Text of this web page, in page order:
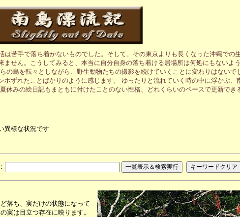
苦手で落ち着かないものでした。そして、その東京よりも長くなった沖縄での
せん。こうしてみると、本当に自分自身の落ち着ける居場所は何処にもないよ
の島を転々としながら、野生動物たちの撮影を続けていくことに変わりはないで
ずれたことばかりのように感じます。 ゆったりと流れていく時の中に浮かぶ、
休みの絵日記もまともに付けたことのない性格、どれくらいのペースで更新でき
異様な状況です
落ち、実だけの状態になって
実は目立つ存在に映ります。